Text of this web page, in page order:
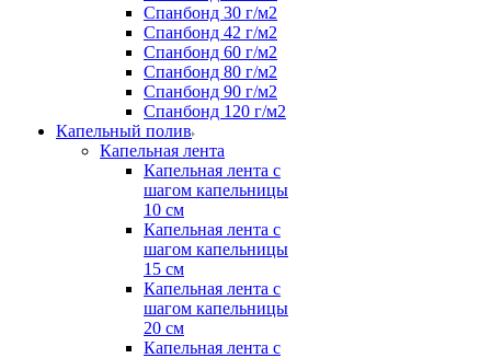
Спанбонд 30 г/м2
Спанбонд 42 г/м2
Спанбонд 60 г/м2
Спанбонд 80 г/м2
Спанбонд 90 г/м2
Спанбонд 120 г/м2
Капельный полив
Капельная лента
Капельная лента с
шагом капельницы
10 см
Капельная лента с
шагом капельницы
15 см
Капельная лента с
шагом капельницы
20 см
Капельная лента с